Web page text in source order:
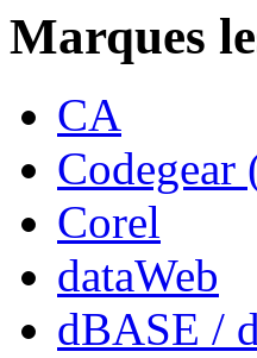
Marques
CA
Corel
dataWeb
dBASE /